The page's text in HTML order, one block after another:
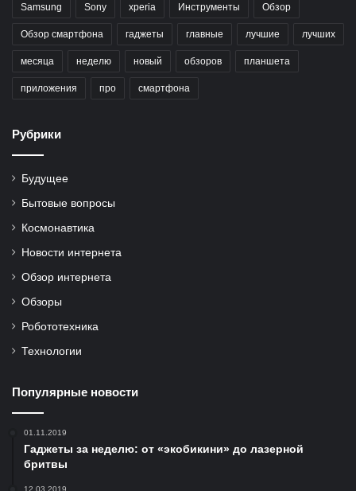
Samsung Sony xperia Инструменты Обзор
Обзор смартфона гаджеты главные лучшие лучших
месяца неделю новый обзоров планшета
приложения про смартфона
Рубрики
Будущее
Бытовые вопросы
Космонавтика
Новости интернета
Обзор интернета
Обзоры
Робототехника
Технологии
Популярные новости
01.11.2019
Гаджеты за неделю: от «экобикини» до лазерной
бритвы
12.03.2019